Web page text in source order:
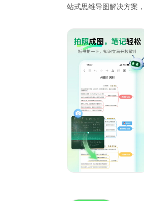
站式思维导图解决方案
万兴脑图特色功能：
#脑图AI#
输入一段话，万兴脑图
润色翻译等。
#AI绘画#
输入一段描述或上传一